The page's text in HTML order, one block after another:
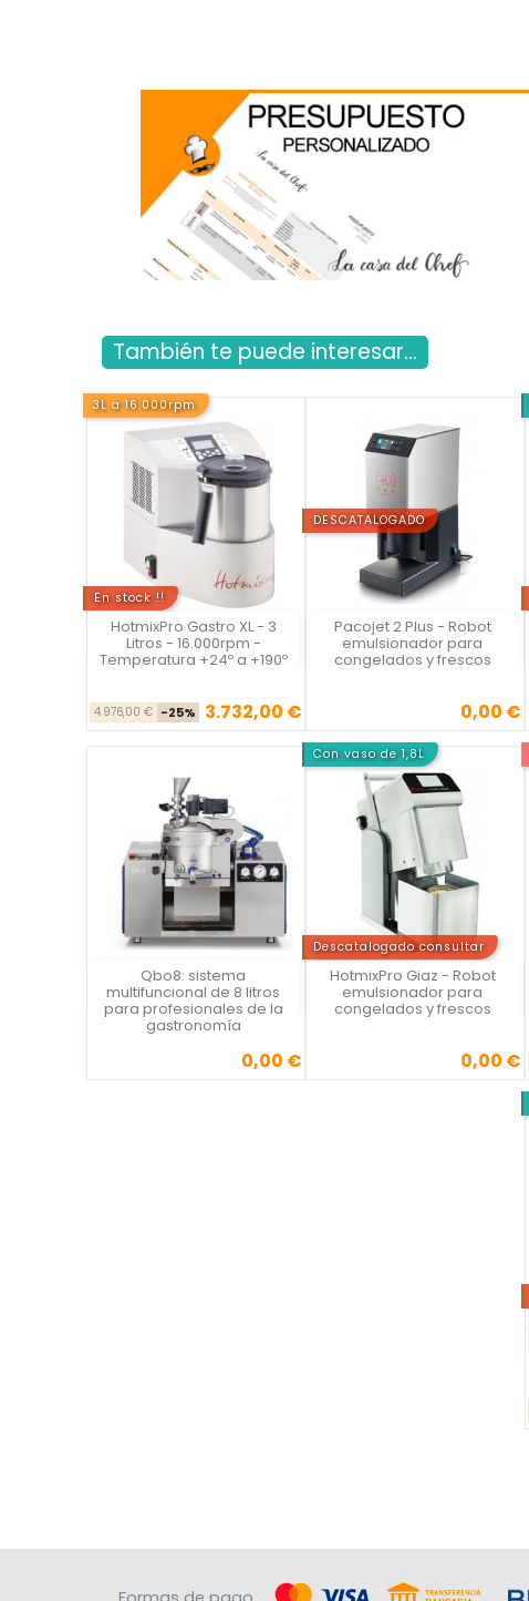
También te puede interesar...
3L a 16.000rpm
En stock !!
HotmixPro Gastro XL - 3
Litros - 16.000rpm -
Temperatura +24º a +190º
Precio base
4.976,00 € -25% Precio
3.732,00 €

Vista rápida
DESCATALOGADO
Pacojet 2 Plus - Robot
emulsionador para
congelados y frescos
Precio0,00 €
Vista rápida
Qbo8: sistema
multifuncional de 8 litros
para profesionales de la
gastronomía
Precio0,00 €

Vista rápida
Con vaso de 1,8L
Descatalogado consultar
HotmixPro Giaz - Robot
emulsionador para
congelados y frescos
Precio0,00 €

Vista rápida